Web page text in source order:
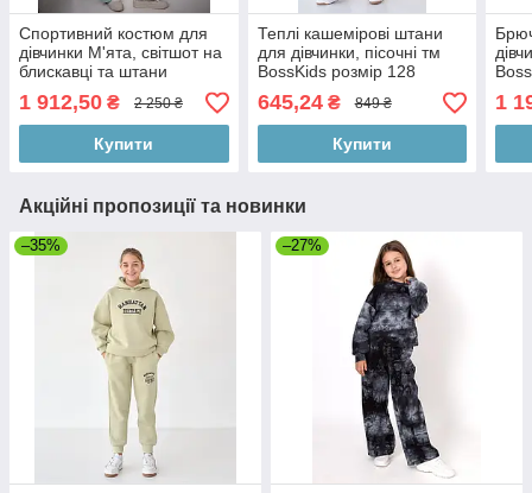
Спортивний костюм для
дівчинки М'ята, світшот на
блискавці та штани
палаццо
1 912,50 ₴ 2 250 ₴
Купити
Теплі кашемірові штани
для дівчинки, пісочні тм
BossKids розмір 128
645,24₴ 849 ₴
Купити
1
Акційні пропозиції та новинки
–35% –27%